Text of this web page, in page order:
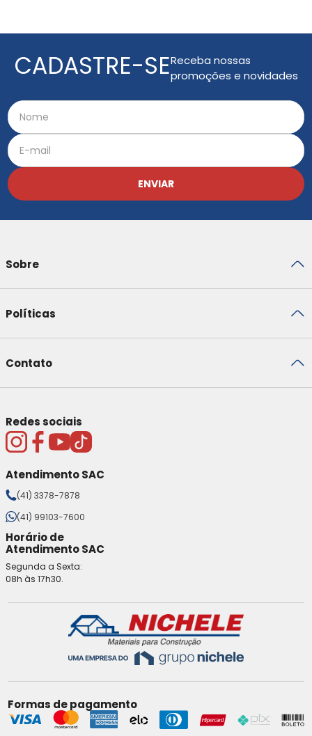
CADASTRE-SEReceba nossas
promoções e novidades
ENVIAR
Sobre
Políticas
Contato
Redes sociais
Atendimento SAC
(41) 3378-7878
(41) 99103-7600
Horário de
Atendimento SAC
Segunda a Sexta:
08h às 17h30.
Formas de pagamento